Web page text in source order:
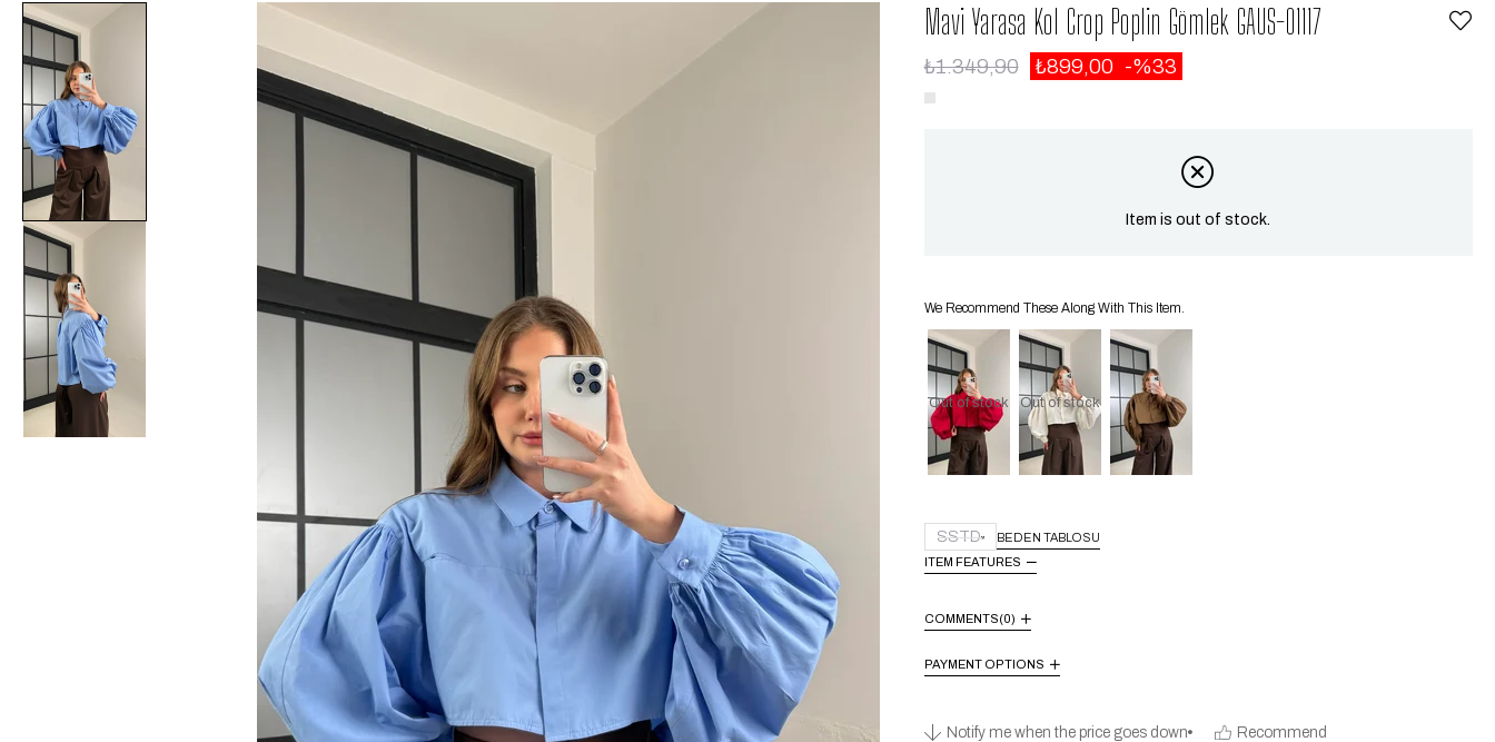
Mavi Yarasa Kol Crop Poplin Gömlek GAUS-01117
₺1.349,90 ₺899,00 33
Item is out of stock.
We Recommend These Along With This Item.
Out of stock Out of stock
SSTD
BEDEN TABLOSU
ITEM FEATURES
COMMENTS(0)
PAYMENT OPTIONS
Notify me when the price goes down Recommend